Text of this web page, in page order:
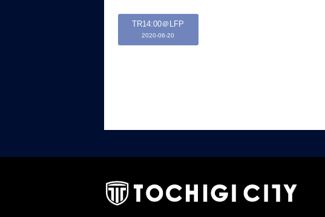
TR14:00＠LFP
2020-06-20